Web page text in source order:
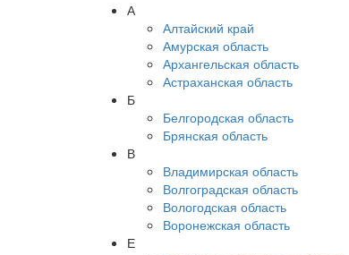
А
Алтайский край
Амурская область
Архангельская область
Астраханская область
Б
Белгородская область
Брянская область
В
Владимирская область
Волгоградская область
Вологодская область
Воронежская область
Е